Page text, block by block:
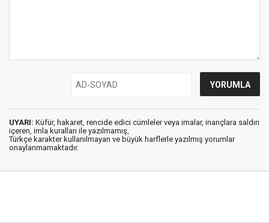
UYARI: Küfür, hakaret, rencide edici cümleler veya imalar, inançlara saldırı
içeren, imla kuralları ile yazılmamış,
Türkçe karakter kullanılmayan ve büyük harflerle yazılmış yorumlar
onaylanmamaktadır.